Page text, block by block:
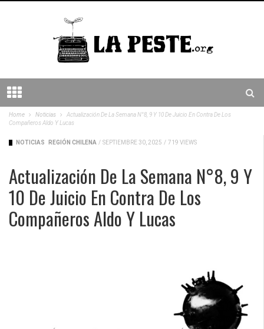
Home Noticias
Actualización De La Semana N°8, 9 Y 10 De Juicio En Contra De Los
Compañeros Aldo Y Lucas
NOTICIAS REGIÓN CHILENA / SEPTIEMBRE 30, 2025 / 719 VIEWS
Actualización De La Semana N°8, 9 Y
10 De Juicio En Contra De Los
Compañeros Aldo Y Lucas